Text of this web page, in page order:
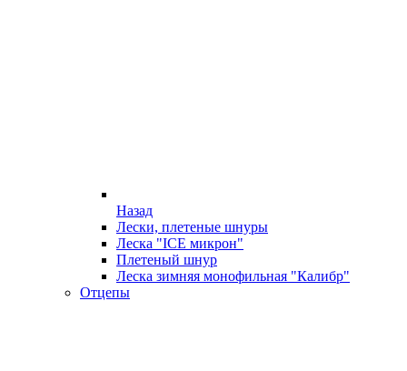
Назад
Лески, плетеные шнуры
Леска "ICE микрон"
Плетеный шнур
Леска зимняя монофильная "Калибр"
Отцепы